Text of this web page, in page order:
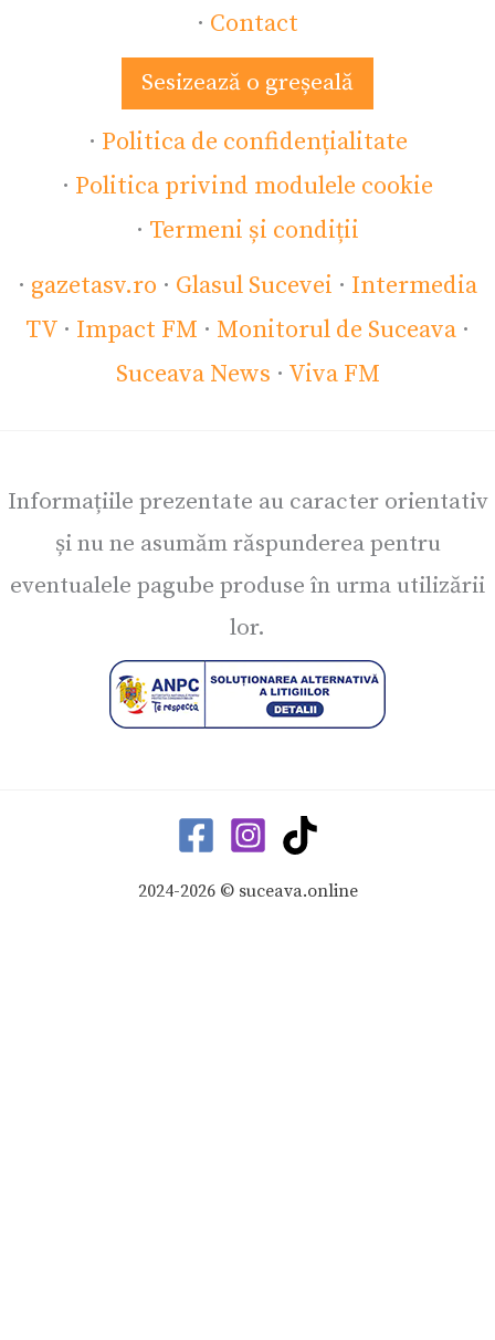
· Contact
Sesizează o greșeală
· Politica de confidențialitate
· Politica privind modulele cookie
· Termeni și condiții
· gazetasv.ro · Glasul Sucevei · Intermedia
TV · Impact FM · Monitorul de Suceava ·
Suceava News · Viva FM
Informațiile prezentate au caracter orientativ
și nu ne asumăm răspunderea pentru
eventualele pagube produse în urma utilizării
lor.
2024-2026 © suceava.online